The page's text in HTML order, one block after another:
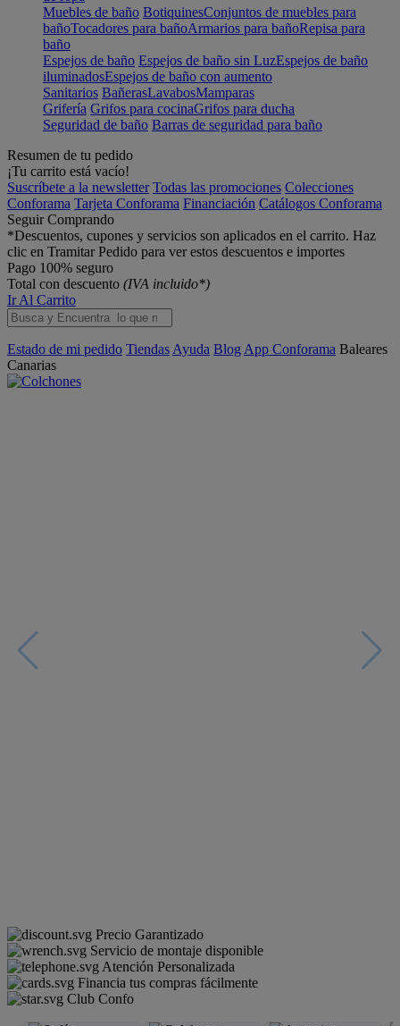
Muebles de baño BotiquinesConjuntos de muebles para
bañoTocadores para bañoArmarios para bañoRepisa para
baño
Espejos de baño Espejos de baño sin LuzEspejos de baño
iluminadosEspejos de baño con aumento
Sanitarios BañerasLavabosMamparas
Grifería Grifos para cocinaGrifos para ducha
Seguridad de baño Barras de seguridad para baño
Resumen de tu pedido
¡Tu carrito está vacío!
Suscríbete a la newsletter Todas las promociones Colecciones
Conforama Tarjeta Conforama Financiación Catálogos Conforama
Seguir Comprando
*Descuentos, cupones y servicios son aplicados en el carrito. Haz
clic en Tramitar Pedido para ver estos descuentos e importes
Pago 100% seguro
Total con descuento (IVA incluido*)
Ir Al Carrito
Estado de mi pedido Tiendas Ayuda Blog App Conforama Baleares
Canarias
Precio Garantizado
Servicio de montaje disponible
Atención Personalizada
Financia tus compras fácilmente
Club Confo